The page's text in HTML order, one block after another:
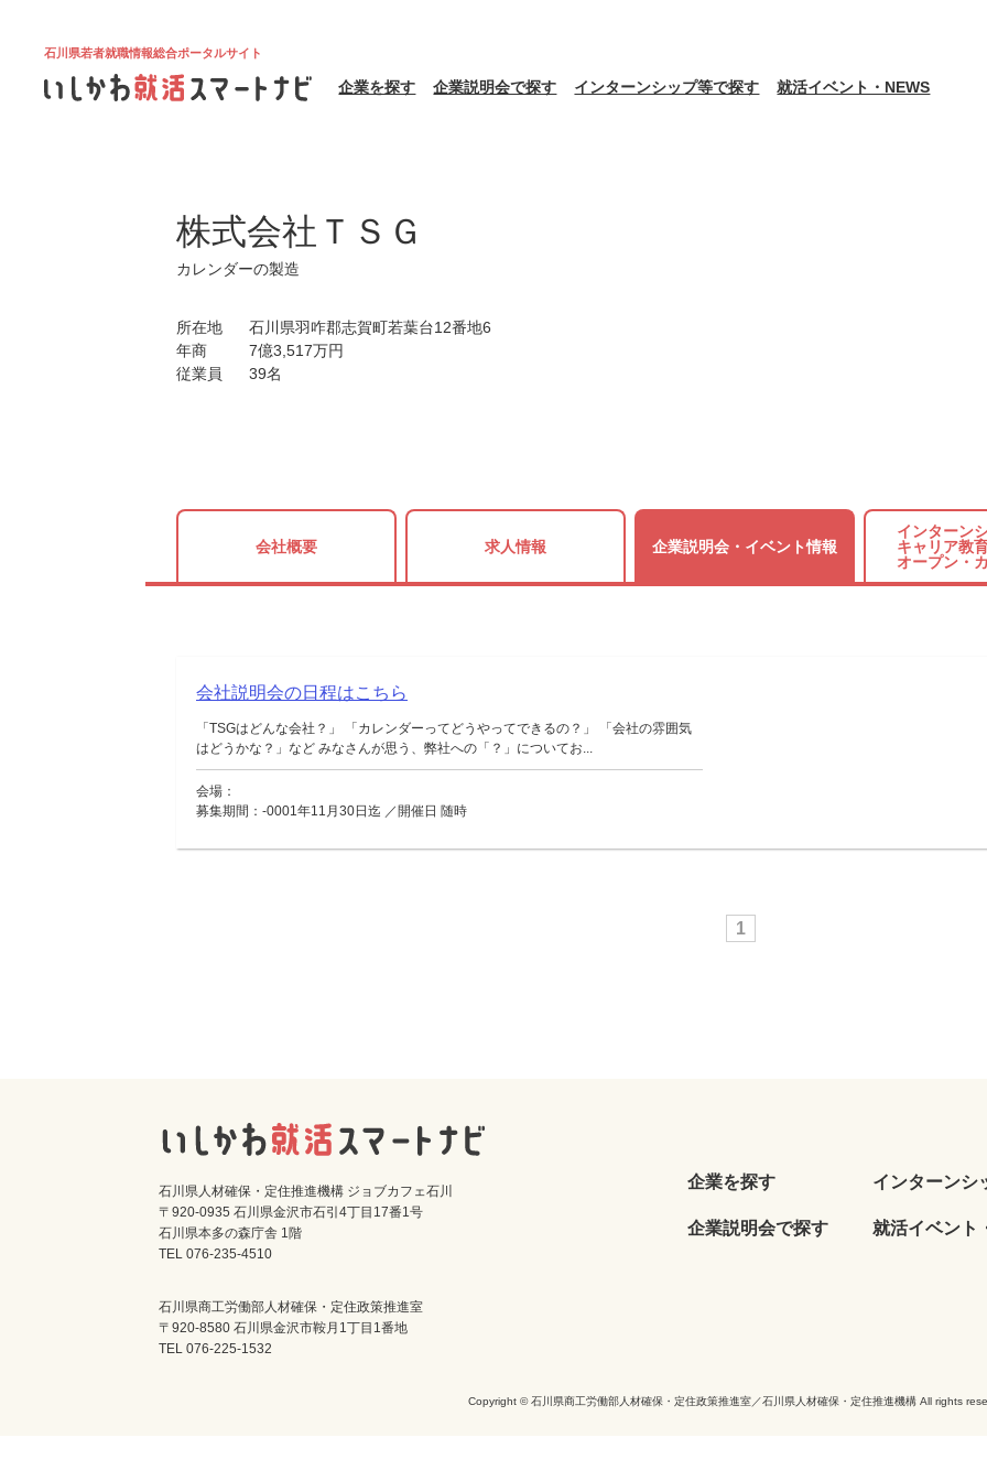
石川県若者就職情報総合ポータルサイト
企業を探す 企業説明会で探す インターンシップ等で探す 就活イベント・NEWS
株式会社ＴＳＧ
カレンダーの製造
所在地
石川県羽咋郡志賀町若葉台12番地6
年商
7億3,517万円
従業員
39名
会社概要 求人情報 企業説明会・ イベント情報
インターン
キャリア教
オープン・
会社説明会の日程はこちら
「TSGはどんな会社？」 「カレンダーってどうやってできるの？」 「会社の雰囲気
はどうかな？」など みなさんが思う、弊社への「？」についてお...
会場：
募集期間：-0001年11月30日迄 ／開催日 随時
1
石川県人材確保・定住推進機構 ジョブカフェ石川
〒920-0935 石川県金沢市石引4丁目17番1号
石川県本多の森庁舎 1階
TEL 076-235-4510
石川県商工労働部人材確保・定住政策推進室
〒920-8580 石川県金沢市鞍月1丁目1番地
TEL 076-225-1532
企業を探す
企業説明会で探す
インターンシ
就活イベント
Copyright © 石川県商工労働部人材確保・定住政策推進室／石川県人材確保・定住推進機構 All rights